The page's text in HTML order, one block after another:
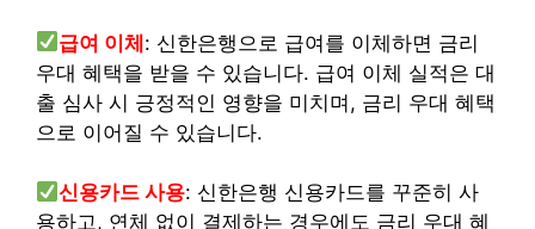
급여 이체: 신한은행으로 급여를 이체하면 금리
우대 혜택을 받을 수 있습니다. 급여 이체 실적은 대
출 심사 시 긍정적인 영향을 미치며, 금리 우대 혜택
으로 이어질 수 있습니다.
신용카드 사용: 신한은행 신용카드를 꾸준히 사
용하고, 연체 없이 결제하는 경우에도 금리 우대 혜